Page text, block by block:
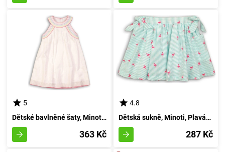
5
Dětské bavlněné šaty, Minoti, kolekce Pool 1, barva bílá - velikost 98/104 | pro věk 3-4 let
363 Kč
4.8
Dětská sukně, Minoti, Plavání 7, dívka - 98/104 | 3/4let
287 Kč